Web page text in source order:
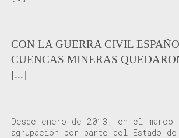
CON LA GUERRA CIVIL
CUENCAS MINERAS
[...]
Desde enero de 2013, en el marco
agrupación por parte del Estado